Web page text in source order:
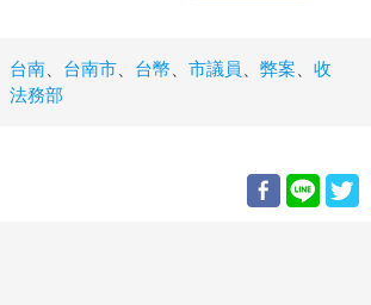
台南 台南市 台幣 市議員 弊案
收
法務部